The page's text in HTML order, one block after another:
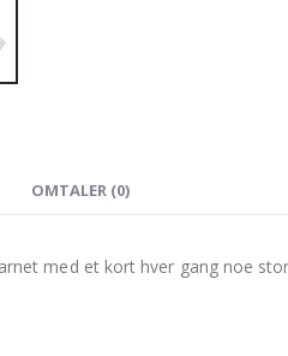
OMTALER (0)
med et kort hver gang noe